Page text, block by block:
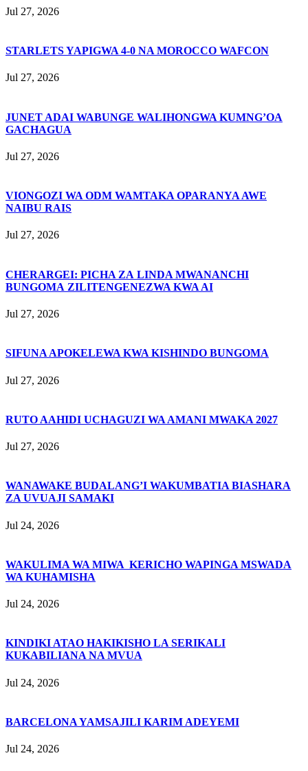
Jul 27, 2026
STARLETS YAPIGWA 4-0 NA MOROCCO WAFCON
Jul 27, 2026
JUNET ADAI WABUNGE WALIHONGWA KUMNG’OA
GACHAGUA
Jul 27, 2026
VIONGOZI WA ODM WAMTAKA OPARANYA AWE
NAIBU RAIS
Jul 27, 2026
CHERARGEI: PICHA ZA LINDA MWANANCHI
BUNGOMA ZILITENGENEZWA KWA AI
Jul 27, 2026
SIFUNA APOKELEWA KWA KISHINDO BUNGOMA
Jul 27, 2026
RUTO AAHIDI UCHAGUZI WA AMANI MWAKA 2027
Jul 27, 2026
WANAWAKE BUDALANG’I WAKUMBATIA BIASHARA
ZA UVUAJI SAMAKI
Jul 24, 2026
WAKULIMA WA MIWA KERICHO WAPINGA MSWADA
WA KUHAMISHA
Jul 24, 2026
KINDIKI ATAO HAKIKISHO LA SERIKALI
KUKABILIANA NA MVUA
Jul 24, 2026
BARCELONA YAMSAJILI KARIM ADEYEMI
Jul 24, 2026